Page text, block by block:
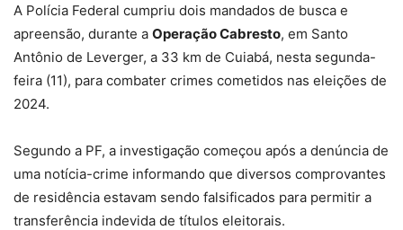
A Polícia Federal cumpriu dois mandados de busca e
apreensão, durante a Operação Cabresto, em Santo
Antônio de Leverger, a 33 km de Cuiabá, nesta segunda-
feira (11), para combater crimes cometidos nas eleições de
2024.
Segundo a PF, a investigação começou após a denúncia de
uma notícia-crime informando que diversos comprovantes
de residência estavam sendo falsificados para permitir a
transferência indevida de títulos eleitorais.